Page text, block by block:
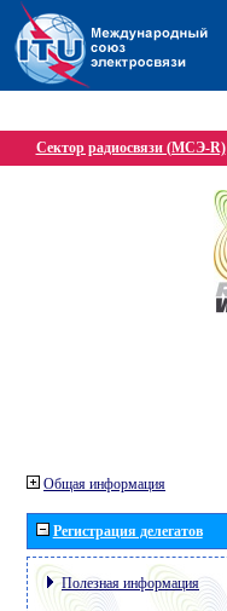
Сектор радиосвязи (МСЭ-R)
Общая информация
Регистрация делегатов
Полезная информация